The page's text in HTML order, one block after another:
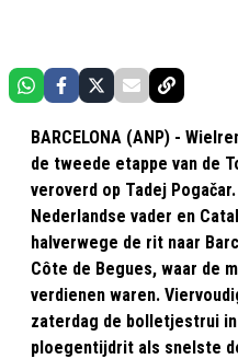
BARCELONA (ANP) -
de tweede etappe van de
veroverd op Tadej
Nederlandse vader en
halverwege de rit naar
Côte de Begues, waar de
verdienen waren.
zaterdag de bolletjestrui
ploegentijdrit als snelste